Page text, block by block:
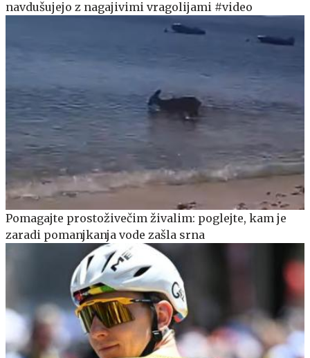
navdušujejo z nagajivimi vragolijami #video
Pomagajte prostoživečim živalim: poglejte, kam je
zaradi pomanjkanja vode zašla srna